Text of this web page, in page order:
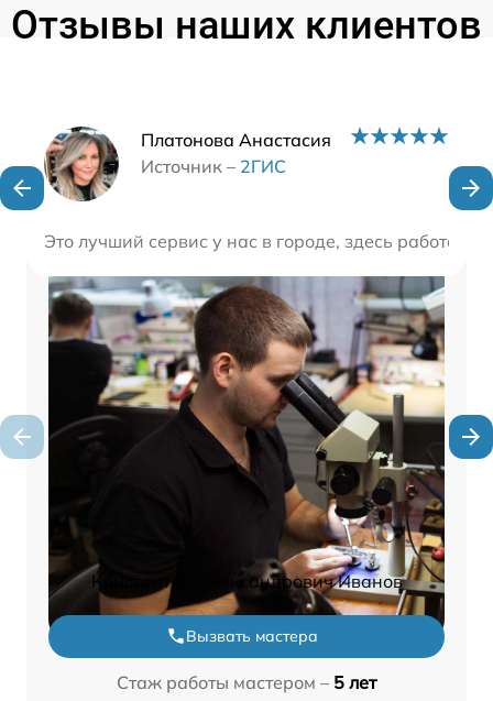
Отзывы наших клиентов
Платонова Анастасия
Источник – 2ГИС
Это лучший сервис у нас в городе, здесь
Наши мастера
Константин Александрович Иванов
Вызвать мастера
Стаж работы мастером – 5 лет